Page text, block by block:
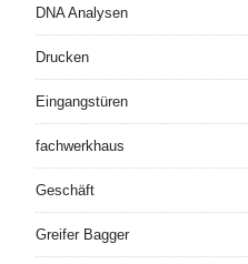
DNA Analysen
Drucken
Eingangstüren
fachwerkhaus
Geschäft
Greifer Bagger